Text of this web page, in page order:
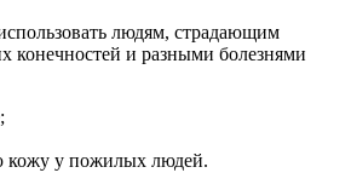
людям, страдающим
конечностей и разными болезнями
кожу у пожилых людей.